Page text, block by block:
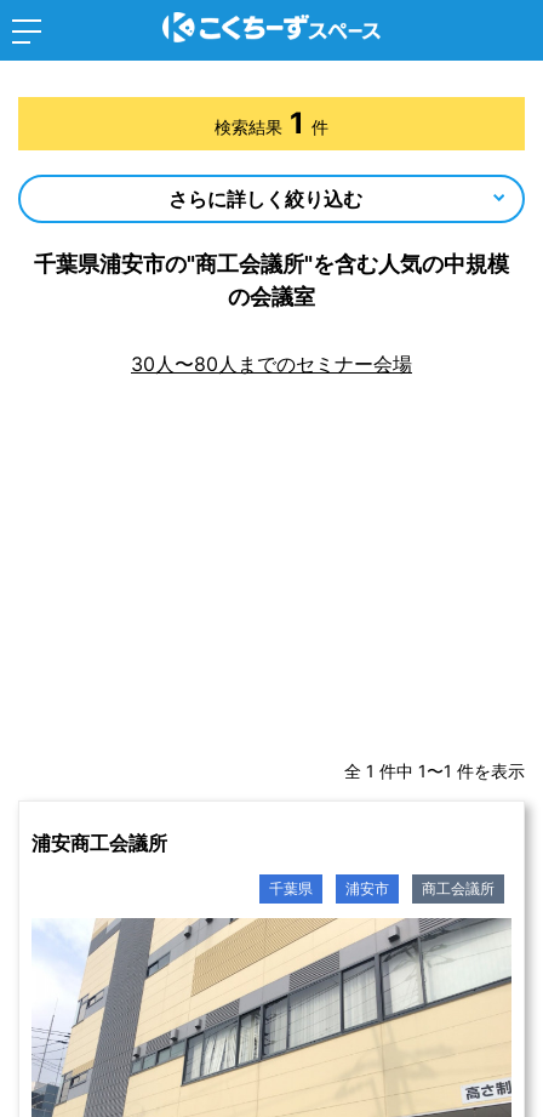
千葉県浦安市の"商工会議所"を含む人気の中規模
の会議室
30人〜80人までのセミナー会場
全 1 件中 1〜1 件を表示
浦安商工会議所
千葉県 浦安市 商工会議所
検索結果 1 件
さらに詳しく絞り込む